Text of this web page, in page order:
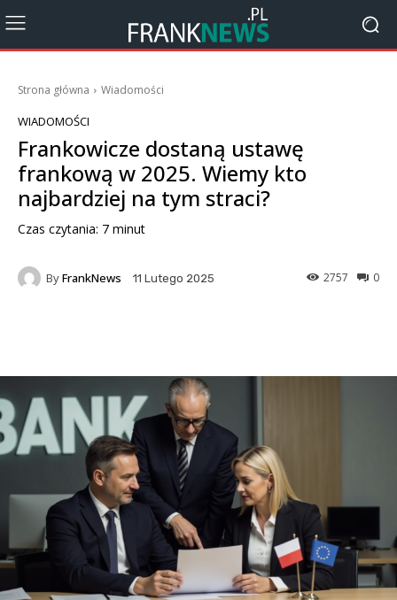
Strona główna Wiadomości
WIADOMOŚCI
Frankowicze dostaną ustawę
frankową w 2025. Wiemy kto
najbardziej na tym straci?
Czas czytania: 7 minut
ByFrankNews 11 Lutego 2025 0
2757